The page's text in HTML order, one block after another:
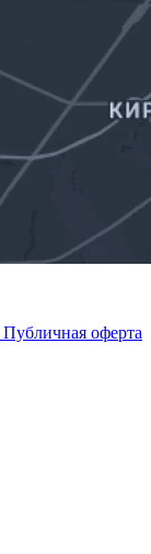
Публичная оферта